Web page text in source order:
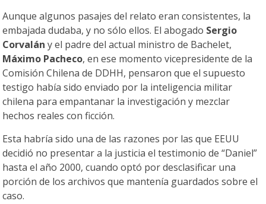
Aunque algunos pasajes del relato eran consistentes, la
embajada dudaba, y no sólo ellos. El abogado Sergio
Corvalány el padre del actual ministro de Bachelet,
Máximo Pacheco, en ese momento vicepresidente de la
Comisión Chilena de DDHH, pensaron que el supuesto
testigo había sido enviado por la inteligencia militar
chilena para empantanar la investigación y mezclar
hechos reales con ficción.
Esta habría sido una de las razones por las que EEUU
decidió no presentar a la justicia el testimonio de “Daniel”
hasta el año 2000, cuando optó por desclasificar una
porción de los archivos que mantenía guardados sobre el
caso.